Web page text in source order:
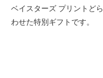
ベイスターズ プリントど
わせた特別ギフトです。